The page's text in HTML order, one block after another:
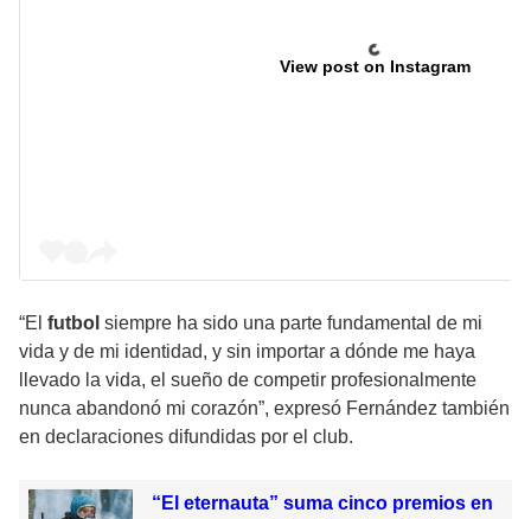
View post on Instagram
“El futbol siempre ha sido una parte fundamental de mi
vida y de mi identidad, y sin importar a dónde me haya
llevado la vida, el sueño de competir profesionalmente
nunca abandonó mi corazón”, expresó Fernández también
en declaraciones difundidas por el club.
“El eternauta” suma cinco premios en